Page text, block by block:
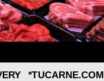
*TUCARNE.COM